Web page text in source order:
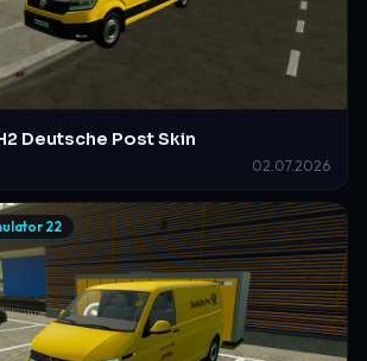
Deutsche Post Skin
02.07.2026
22